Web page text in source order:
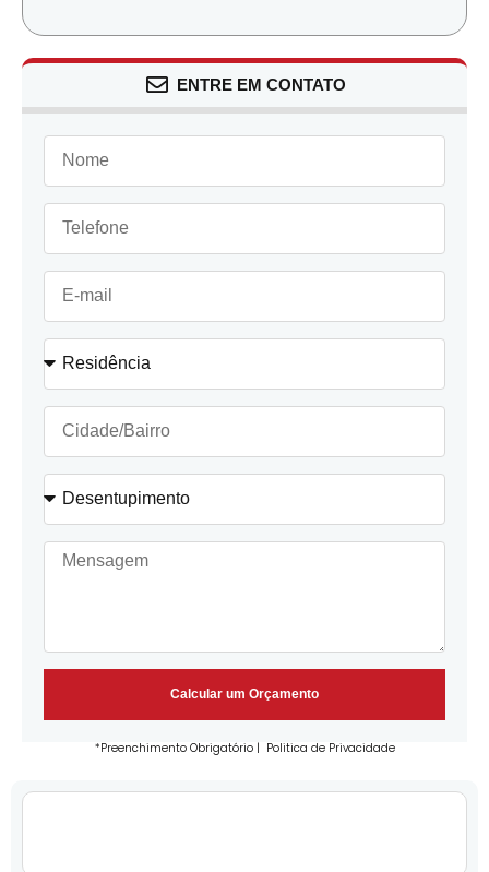
ENTRE EM CONTATO
Calcular um Orçamento
*Preenchimento Obrigatório | Politica de Privacidade